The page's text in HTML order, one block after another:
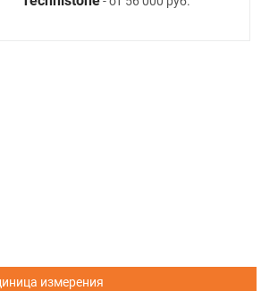
измерения